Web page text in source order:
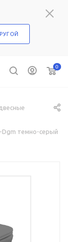
0
Dgm темно-серый